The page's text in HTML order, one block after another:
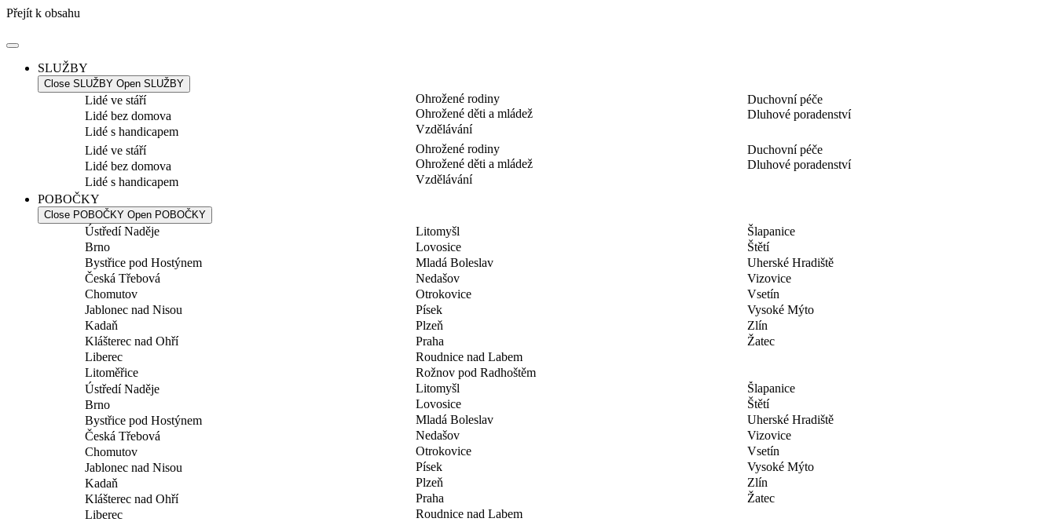
Přejít k obsahu
SLUŽBY
Close SLUŽBY Open SLUŽBY
Lidé ve stáří
Lidé bez domova
Lidé s handicapem
Ohrožené rodiny
Ohrožené děti a mládež
Vzdělávání
Duchovní péče
Dluhové poradenství
Lidé ve stáří
Lidé bez domova
Lidé s handicapem
Ohrožené rodiny
Ohrožené děti a mládež
Vzdělávání
Duchovní péče
Dluhové poradenství
POBOČKY
Close POBOČKY Open POBOČKY
Ústředí Naděje
Brno
Bystřice pod Hostýnem
Česká Třebová
Chomutov
Jablonec nad Nisou
Kadaň
Klášterec nad Ohří
Liberec
Litoměřice
Litomyšl
Lovosice
Mladá Boleslav
Nedašov
Otrokovice
Písek
Plzeň
Praha
Roudnice nad Labem
Rožnov pod Radhoštěm
Šlapanice
Štětí
Uherské Hradiště
Vizovice
Vsetín
Vysoké Mýto
Zlín
Žatec
Ústředí Naděje
Brno
Bystřice pod Hostýnem
Česká Třebová
Chomutov
Jablonec nad Nisou
Kadaň
Klášterec nad Ohří
Liberec
Litomyšl
Lovosice
Mladá Boleslav
Nedašov
Otrokovice
Písek
Plzeň
Praha
Roudnice nad Labem
Šlapanice
Štětí
Uherské Hradiště
Vizovice
Vsetín
Vysoké Mýto
Zlín
Žatec